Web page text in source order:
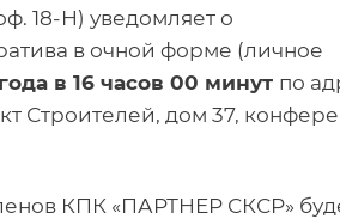
18-Н) уведомляет о
в очной форме (личное
в 16 часов 00 минут по
Строителей, дом 37,
КПК «ПАРТНЕР СКСР»